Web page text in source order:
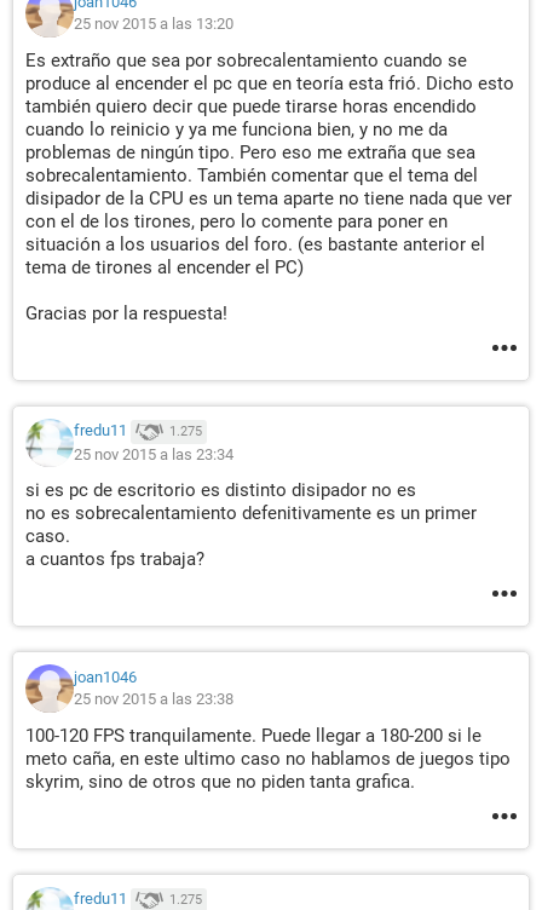
25 nov 2015 a las 13:20
Es extraño que sea por sobrecalentamiento cuando se
produce al encender el pc que en teoría esta frió. Dicho esto
también quiero decir que puede tirarse horas encendido
cuando lo reinicio y ya me funciona bien, y no me da
problemas de ningún tipo. Pero eso me extraña que sea
sobrecalentamiento. También comentar que el tema del
disipador de la CPU es un tema aparte no tiene nada que ver
con el de los tirones, pero lo comente para poner en
situación a los usuarios del foro. (es bastante anterior el
tema de tirones al encender el PC)
Gracias por la respuesta!
fredu11 1.275
25 nov 2015 a las 23:34
si es pc de escritorio es distinto disipador no es
no es sobrecalentamiento defenitivamente es un primer
caso.
a cuantos fps trabaja?
joan1046
25 nov 2015 a las 23:38
100-120 FPS tranquilamente. Puede llegar a 180-200 si le
meto caña, en este ultimo caso no hablamos de juegos tipo
skyrim, sino de otros que no piden tanta grafica.
fredu11 1.275